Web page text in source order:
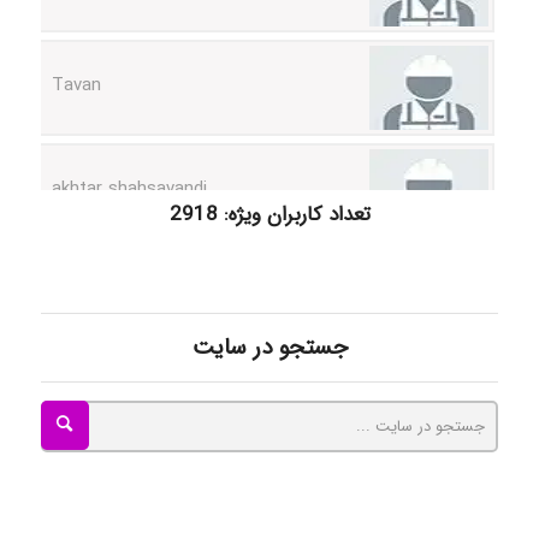
Nazaninkarkon
تعداد کاربران ویژه: 2918
جستجو در سایت